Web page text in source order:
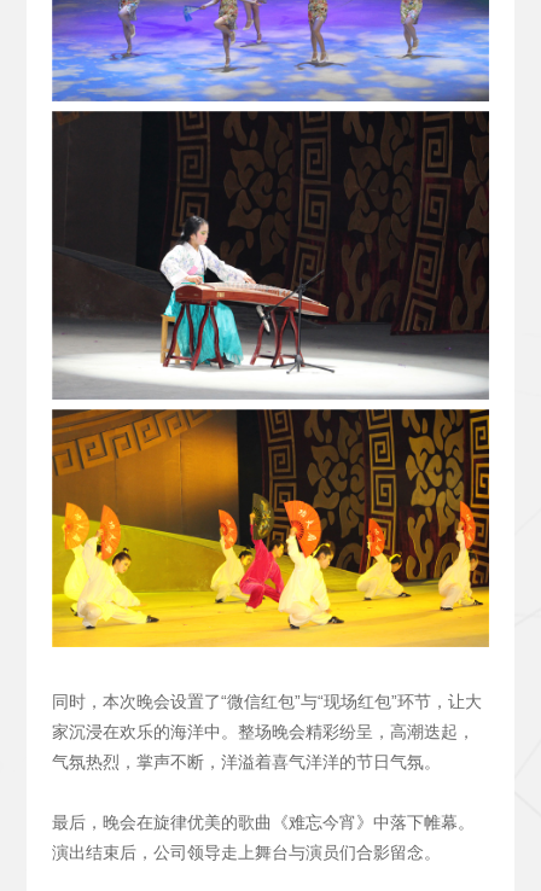
同时，本次晚会设置了“微信红包”与“现场红包”环节，让大
家沉浸在欢乐的海洋中。整场晚会精彩纷呈，高潮迭起，
气氛热烈，掌声不断，洋溢着喜气洋洋的节日气氛。
最后，晚会在旋律优美的歌曲《难忘今宵》中落下帷幕。
演出结束后，公司领导走上舞台与演员们合影留念。